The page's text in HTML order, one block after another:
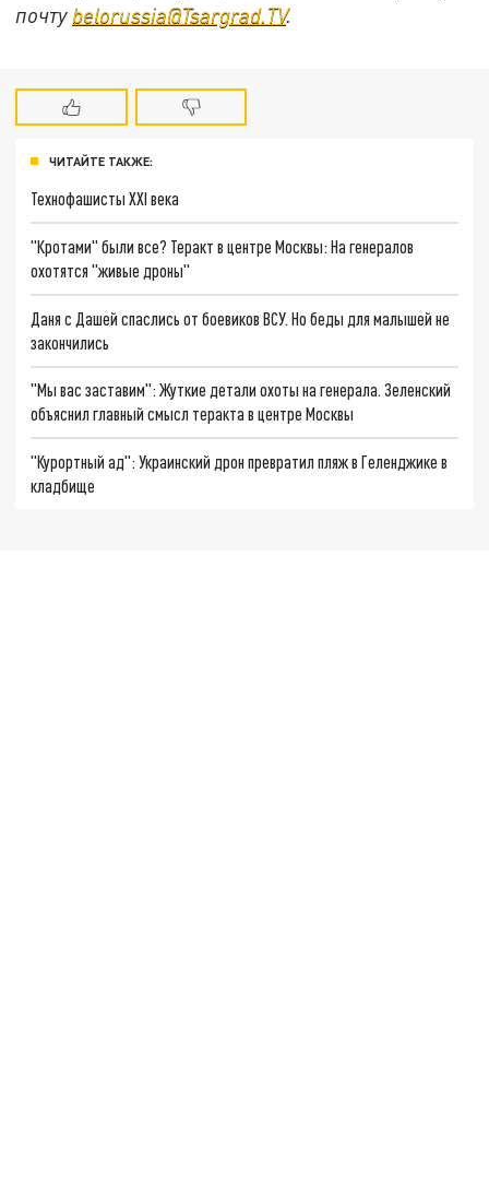
почту belorussia@Tsargrad.TV.
ЧИТАЙТЕ ТАКЖЕ:
Технофашисты XXI века
"Кротами" были все? Теракт в центре Москвы: На генералов
охотятся "живые дроны"
Даня с Дашей спаслись от боевиков ВСУ. Но беды для малышей не
закончились
"Мы вас заставим": Жуткие детали охоты на генерала. Зеленский
объяснил главный смысл теракта в центре Москвы
"Курортный ад": Украинский дрон превратил пляж в Геленджике в
кладбище